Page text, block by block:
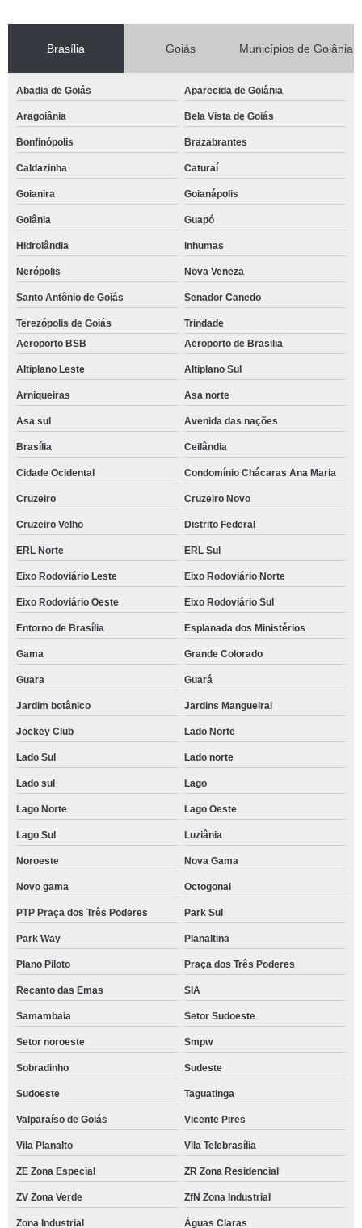
Brasília Goiás Municípios de Goiânia
Abadia de Goiás Aparecida de Goiânia
Aragoiânia Bela Vista de Goiás
Bonfinópolis Brazabrantes
Caldazinha Caturaí
Goianira Goianápolis
Goiânia Guapó
Hidrolândia Inhumas
Nerópolis Nova Veneza
Santo Antônio de Goiás Senador Canedo
Terezópolis de Goiás
Trindade
Aeroporto BSB
Aeroporto de Brasilia
Altiplano Leste Altiplano Sul
Arniqueiras Asa norte
Asa sul Avenida das nações
Brasília Ceilândia
Cidade Ocidental Condomínio Chácaras Ana Maria
Cruzeiro Cruzeiro Novo
Cruzeiro Velho Distrito Federal
ERL Norte ERL Sul
Eixo Rodoviário Leste Eixo Rodoviário Norte
Eixo Rodoviário Oeste Eixo Rodoviário Sul
Entorno de Brasília Esplanada dos Ministérios
Gama Grande Colorado
Guara Guará
Jardim botânico Jardins Mangueiral
Jockey Club Lado Norte
Lado Sul Lado norte
Lado sul Lago
Lago Norte Lago Oeste
Lago Sul Luziânia
Noroeste Nova Gama
Novo gama Octogonal
PTP Praça dos Três Poderes Park Sul
Park Way Planaltina
Plano Piloto Praça dos Três Poderes
Recanto das Emas SIA
Samambaia Setor Sudoeste
Setor noroeste Smpw
Sobradinho Sudeste
Sudoeste Taguatinga
Valparaíso de Goiás Vicente Pires
Vila Planalto Vila Telebrasília
ZE Zona Especial ZR Zona Residencial
ZV Zona Verde ZfN Zona Industrial
Zona Industrial Águas Claras